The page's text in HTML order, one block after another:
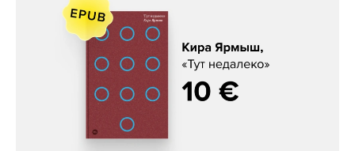
Кира Ярмыш, «Тут недалеко»